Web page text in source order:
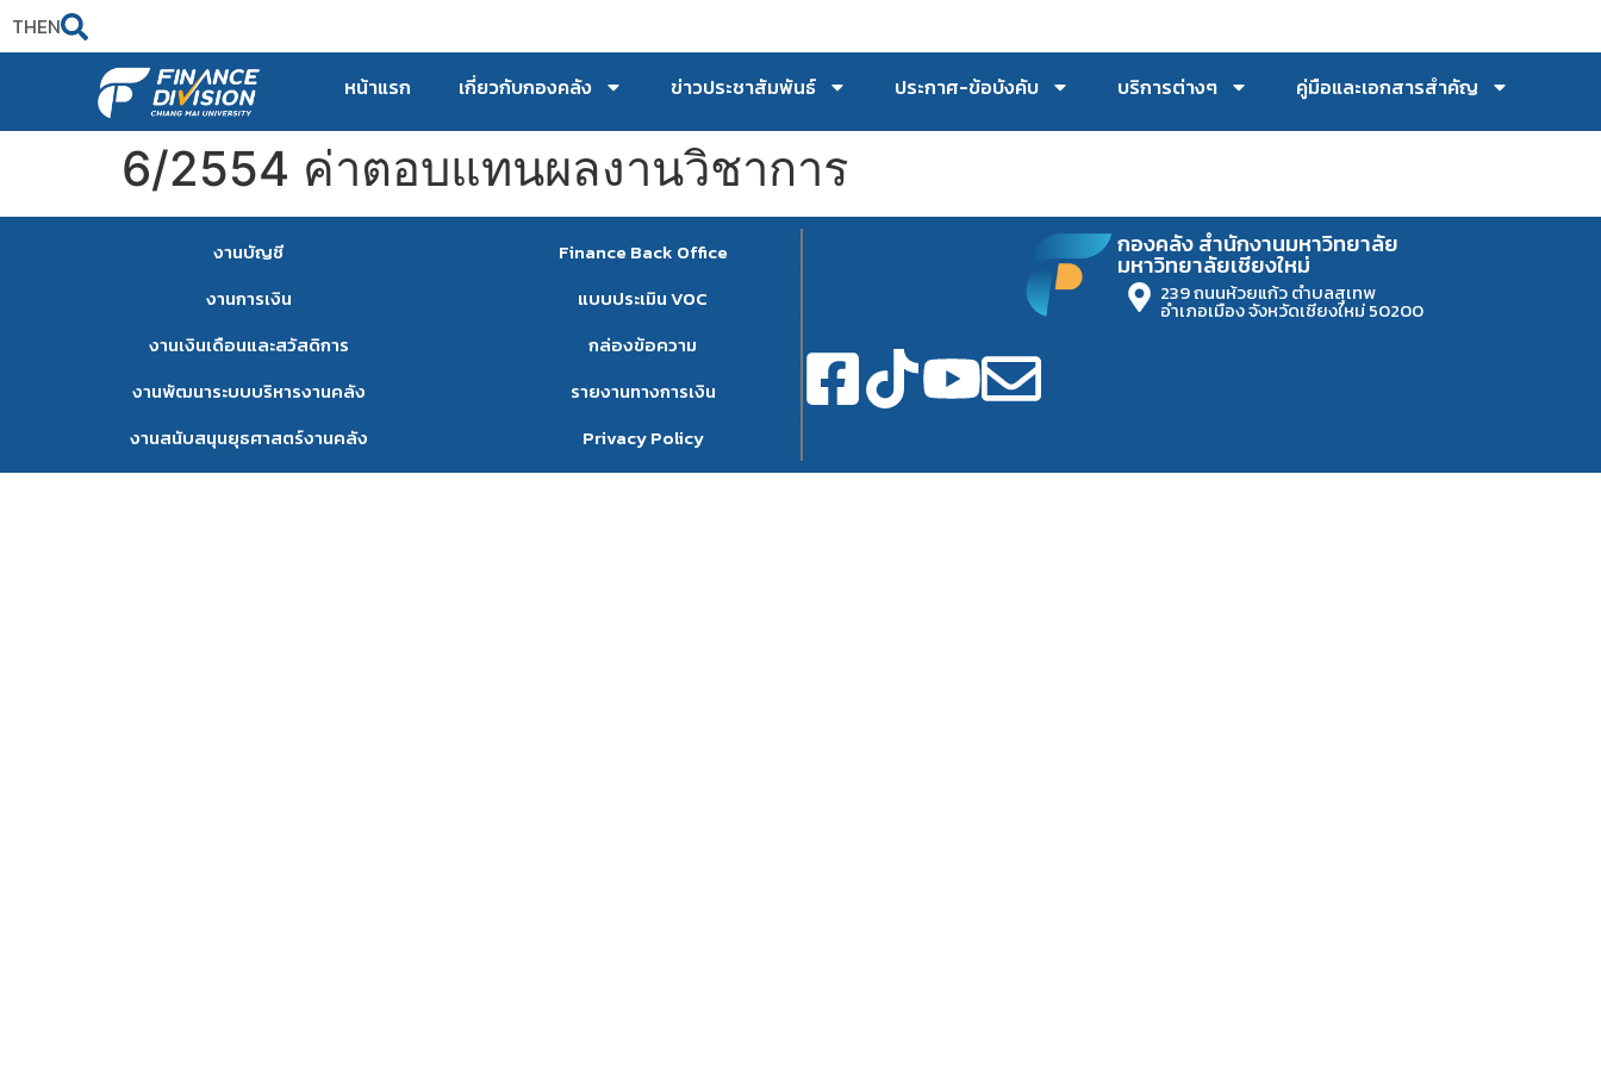
THEN
หน้าแรก เกี่ยวกับกองคลัง ข่าวประชาสัมพันธ์ ประกาศ-ข้อบังคับ บริการต่างๆ คู่มือและเอกสารสำคัญ
6/2554 ค่าตอบแทนผลงานวิชาการ
งานบัญชี
งานการเงิน
งานเงินเดือนและสวัสดิการ
งานพัฒนาระบบบริหารงานคลัง
งานสนับสนุนยุธศาสตร์งานคลัง
Finance Back Office
แบบประเมิน VOC
กล่องข้อความ
รายงานทางการเงิน
Privacy Policy
กองคลัง สำนักงานมหาวิทยาลัย
มหาวิทยาลัยเชียงใหม่
239 ถนนห้วยแก้ว ตำบลสุเทพ
อำเภอเมือง จังหวัดเชียงใหม่ 50200